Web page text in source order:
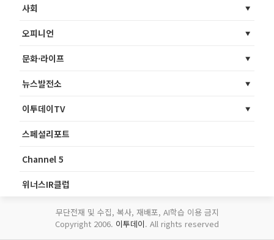
사회
오피니언
문화·라이프
뉴스발전소
이투데이TV
스페셜리포트
Channel 5
위너스IR클럽
무단전재 및 수집, 복사, 재배포, AI학습 이용 금지
Copyright 2006. 이투데이. All rights reserved